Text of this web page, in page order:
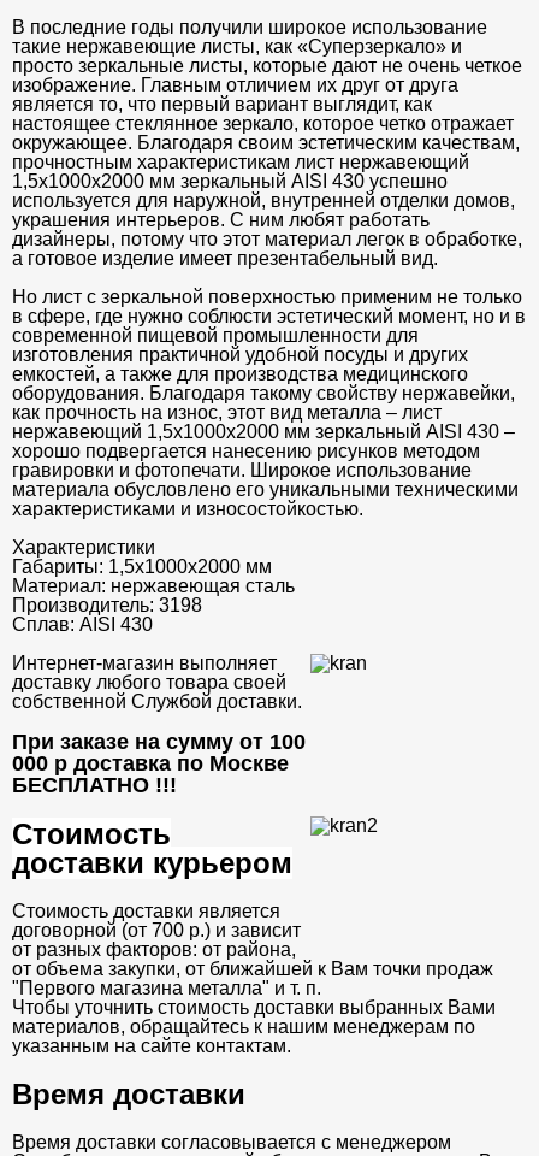
В последние годы получили широкое использование
такие нержавеющие листы, как «Суперзеркало» и
просто зеркальные листы, которые дают не очень четкое
изображение. Главным отличием их друг от друга
является то, что первый вариант выглядит, как
настоящее стеклянное зеркало, которое четко отражает
окружающее. Благодаря своим эстетическим качествам,
прочностным характеристикам лист нержавеющий
1,5х1000х2000 мм зеркальный AISI 430 успешно
используется для наружной, внутренней отделки домов,
украшения интерьеров. С ним любят работать
дизайнеры, потому что этот материал легок в обработке,
а готовое изделие имеет презентабельный вид.
Но лист с зеркальной поверхностью применим не только
в сфере, где нужно соблюсти эстетический момент, но и в
современной пищевой промышленности для
изготовления практичной удобной посуды и других
емкостей, а также для производства медицинского
оборудования. Благодаря такому свойству нержавейки,
как прочность на износ, этот вид металла – лист
нержавеющий 1,5х1000х2000 мм зеркальный AISI 430 –
хорошо подвергается нанесению рисунков методом
гравировки и фотопечати. Широкое использование
материала обусловлено его уникальными техническими
характеристиками и износостойкостью.
Характеристики
Габариты: 1,5х1000х2000 мм
Материал: нержавеющая сталь
Производитель: 3198
Сплав: AISI 430
Интернет-магазин выполняет
доставку любого товара своей
собственной Службой доставки.
При заказе на сумму от 100
000 р доставка по Москве
БЕСПЛАТНО !!!
Стоимость
доставки курьером
Стоимость доставки является
договорной (от 700 р.) и зависит
от разных факторов: от района,
от объема закупки, от ближайшей к Вам точки продаж
"Первого магазина металла" и т. п.
Чтобы уточнить стоимость доставки выбранных Вами
материалов, обращайтесь к нашим менеджерам по
указанным на сайте контактам.
Время доставки
Время доставки согласовывается с менеджером